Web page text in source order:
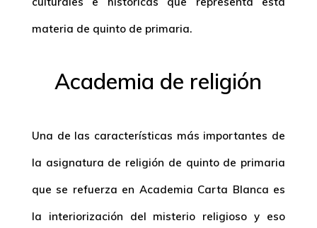
materia de quinto de primaria.
Academia de religión
Una de las características más importantes de
la asignatura de religión de quinto de primaria
que se refuerza en Academia Carta Blanca es
la interiorización del misterio religioso y eso